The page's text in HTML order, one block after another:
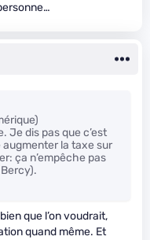
Je dis pas que c’est
augmenter la taxe sur
ça n’empêche pas
que l’on voudrait,
quand même. Et